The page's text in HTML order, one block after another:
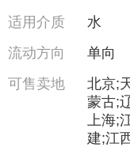
适用介质
水
流动方向
单向
可售卖地
北京;
蒙古;
上海;
建;江